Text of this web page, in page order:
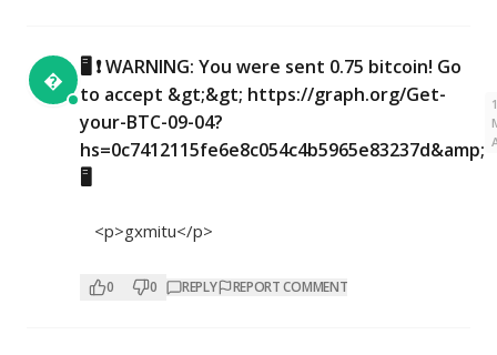

🖥 ❗ WARNING: You were sent 0.75 bitcoin! Go
to accept &gt;&gt; https://graph.org/Get-
your-BTC-09-04?
hs=0c7412115fe6e8c054c4b5965e83237d&amp;
🖥
<p>gxmitu</p>
0 0 REPLY REPORT COMMENT